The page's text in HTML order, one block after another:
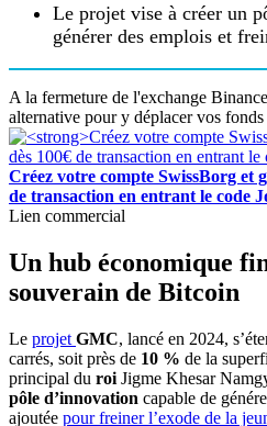
Le projet vise à créer un
générer des emplois et
A la fermeture de l'exchange
alternative pour y déplacer vos fonds
Créez votre compte SwissBorg et
de transaction en entrant le code
Lien commercial
Un hub économique
souverain de Bitcoin
Le projet GMC, lancé en 2024,
carrés, soit près de 10 % de la
principal du roi Jigme Khesar
pôle d’innovation capable de
ajoutée pour freiner l’exode de la